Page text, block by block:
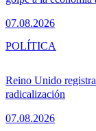
07.08.2026
Reino Unido
radicalización
07.08.2026
POLÍTICA